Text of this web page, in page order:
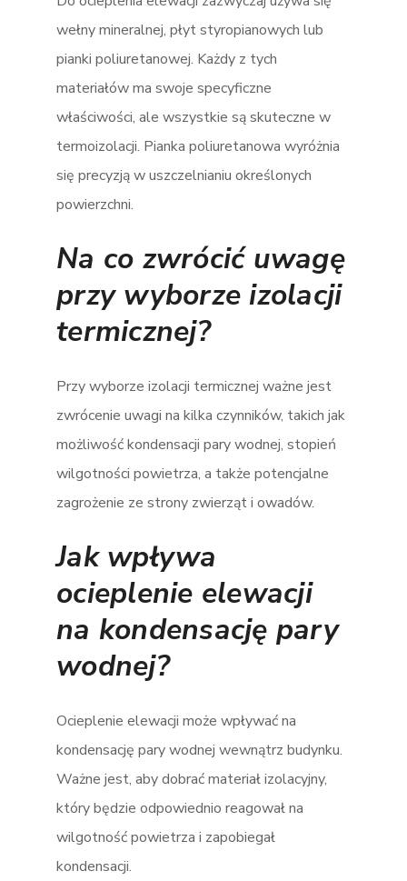
wełny mineralnej, płyt styropianowych lub
pianki poliuretanowej. Każdy z tych
materiałów ma swoje specyficzne
właściwości, ale wszystkie są skuteczne w
termoizolacji. Pianka poliuretanowa wyróżnia
się precyzją w uszczelnianiu określonych
powierzchni​.
Na co zwrócić uwagę
przy wyborze izolacji
termicznej?
Przy wyborze izolacji termicznej ważne jest
zwrócenie uwagi na kilka czynników, takich jak
możliwość kondensacji pary wodnej, stopień
wilgotności powietrza, a także potencjalne
zagrożenie ze strony zwierząt i owadów​.
Jak wpływa
ocieplenie elewacji
na kondensację pary
wodnej?
Ocieplenie elewacji może wpływać na
kondensację pary wodnej wewnątrz budynku.
Ważne jest, aby dobrać materiał izolacyjny,
który będzie odpowiednio reagował na
wilgotność powietrza i zapobiegał
kondensacji​.